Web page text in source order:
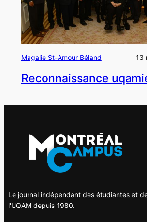
Magalie St-Amour Béland 13
Reconnaissance
Le journal indépendant des étudiantes et
l'UQAM depuis 1980.